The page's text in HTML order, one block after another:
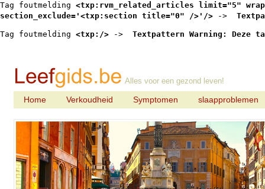
Tag foutmelding <txp:rvm_related_articles limit="5"
section_exclude='<txp:section title="0" />'/> ->
Tag foutmelding <txp:/> -> Textpattern Warning: Deze
Alles voor een gezond leven!
Home Verkoudheid Symptomen slaapproblemen